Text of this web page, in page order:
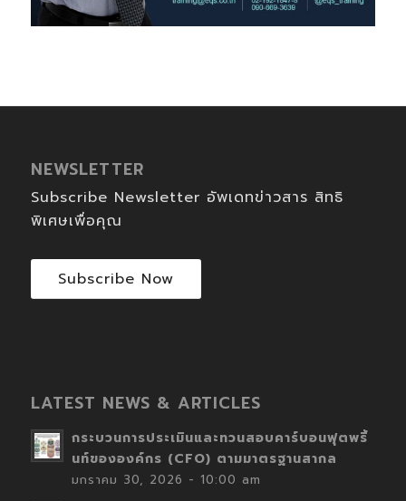
NEWSLETTER
Subscribe Newsletter อัพเดทข่าวสาร สิทธิ
พิเศษเพื่อคุณ
Subscribe Now
LATEST NEWS & ARTICLES
กระบวนการประเมินและทวนสอบคาร์บอนฟุตพริ้
นท์ขององค์กร (CFO) ตามมาตรฐานสากล
มกราคม 30, 2026 - 10:00 am